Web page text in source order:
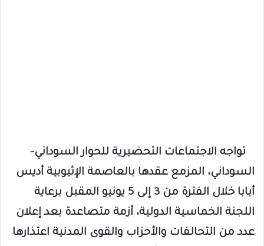
تواجه الاجتماعات التحضيرية للحوار السوداني–
السوداني، المزمع عقدها بالعاصمة الإثيوبية أديس
أبابا خلال الفترة من 3 إلى 5 يونيو المقبل برعاية
اللجنة الخماسية الدولية، أزمة متصاعدة بعد إعلان
عدد من التحالفات والأحزاب والقوى المدنية اعتذارها